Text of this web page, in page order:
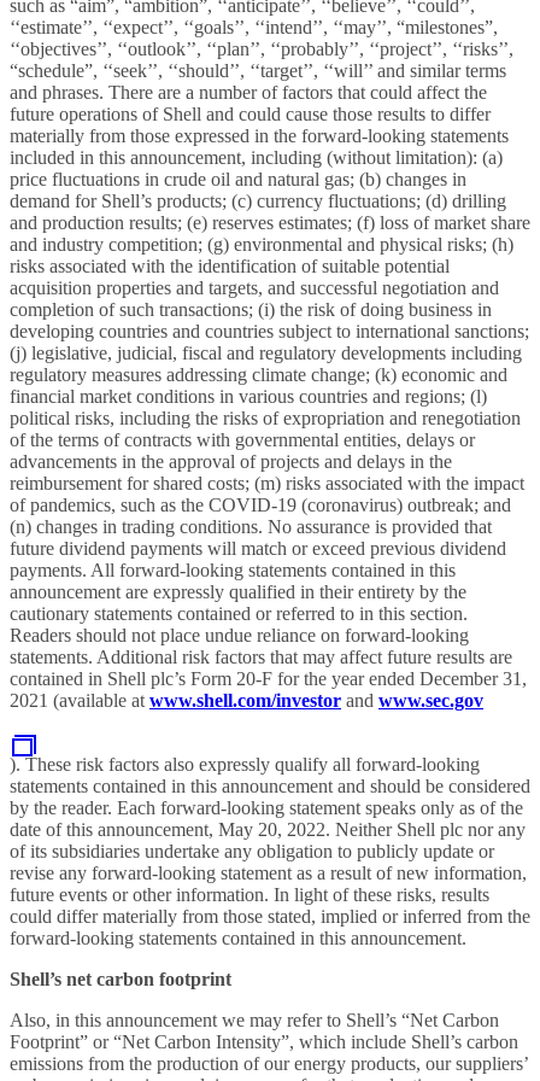
such as “aim”, “ambition”, ‘‘anticipate’’, ‘‘believe’’, ‘‘could’’,
‘‘estimate’’, ‘‘expect’’, ‘‘goals’’, ‘‘intend’’, ‘‘may’’, “milestones”,
‘‘objectives’’, ‘‘outlook’’, ‘‘plan’’, ‘‘probably’’, ‘‘project’’, ‘‘risks’’,
“schedule”, ‘‘seek’’, ‘‘should’’, ‘‘target’’, ‘‘will’’ and similar terms
and phrases. There are a number of factors that could affect the
future operations of Shell and could cause those results to differ
materially from those expressed in the forward-looking statements
included in this announcement, including (without limitation): (a)
price fluctuations in crude oil and natural gas; (b) changes in
demand for Shell’s products; (c) currency fluctuations; (d) drilling
and production results; (e) reserves estimates; (f) loss of market share
and industry competition; (g) environmental and physical risks; (h)
risks associated with the identification of suitable potential
acquisition properties and targets, and successful negotiation and
completion of such transactions; (i) the risk of doing business in
developing countries and countries subject to international sanctions;
(j) legislative, judicial, fiscal and regulatory developments including
regulatory measures addressing climate change; (k) economic and
financial market conditions in various countries and regions; (l)
political risks, including the risks of expropriation and renegotiation
of the terms of contracts with governmental entities, delays or
advancements in the approval of projects and delays in the
reimbursement for shared costs; (m) risks associated with the impact
of pandemics, such as the COVID-19 (coronavirus) outbreak; and
(n) changes in trading conditions. No assurance is provided that
future dividend payments will match or exceed previous dividend
payments. All forward-looking statements contained in this
announcement are expressly qualified in their entirety by the
cautionary statements contained or referred to in this section.
Readers should not place undue reliance on forward-looking
statements. Additional risk factors that may affect future results are
contained in Shell plc’s Form 20-F for the year ended December 31,
2021 (available at www.shell.com/investor and www.sec.gov
). These risk factors also expressly qualify all forward-looking
statements contained in this announcement and should be considered
by the reader. Each forward-looking statement speaks only as of the
date of this announcement, May 20, 2022. Neither Shell plc nor any
of its subsidiaries undertake any obligation to publicly update or
revise any forward-looking statement as a result of new information,
future events or other information. In light of these risks, results
could differ materially from those stated, implied or inferred from the
forward-looking statements contained in this announcement.
Shell’s net carbon footprint
Also, in this announcement we may refer to Shell’s “Net Carbon
Footprint” or “Net Carbon Intensity”, which include Shell’s carbon
emissions from the production of our energy products, our suppliers’